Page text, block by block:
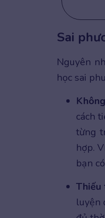
Sai
Nguyên
học sai
cách
từng
hợp.
bạn
Thiếu
luyện